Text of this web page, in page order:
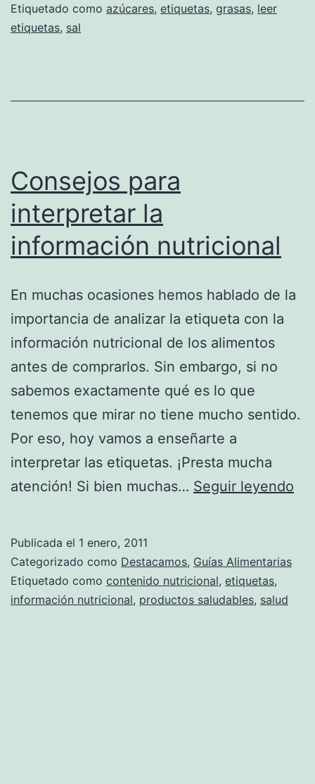
Etiquetado como azúcares, etiquetas, grasas, leer
etiquetas, sal
Consejos para
interpretar la
información nutricional
En muchas ocasiones hemos hablado de la
importancia de analizar la etiqueta con la
información nutricional de los alimentos
antes de comprarlos. Sin embargo, si no
sabemos exactamente qué es lo que
tenemos que mirar no tiene mucho sentido.
Por eso, hoy vamos a enseñarte a
interpretar las etiquetas. ¡Presta mucha
atención! Si bien muchas… Seguir leyendo
Publicada el 1 enero, 2011
Categorizado como Destacamos, Guías Alimentarias
Etiquetado como contenido nutricional, etiquetas,
información nutricional, productos saludables, salud